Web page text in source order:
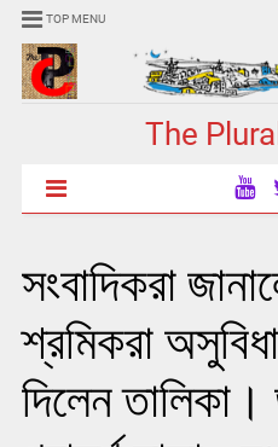
TOP MENU
The
সংবাদিকরা
শ্রমিকরা
দিলেন